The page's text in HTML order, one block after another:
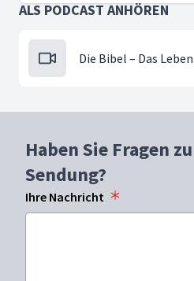
ALS PODCAST ANHÖREN
Die Bibel – Das Leben
Haben Sie Fragen
Sendung?
Ihre Nachricht